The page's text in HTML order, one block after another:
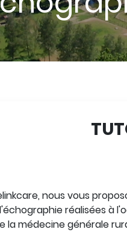
nous vous
réalisées à
la médecine générale